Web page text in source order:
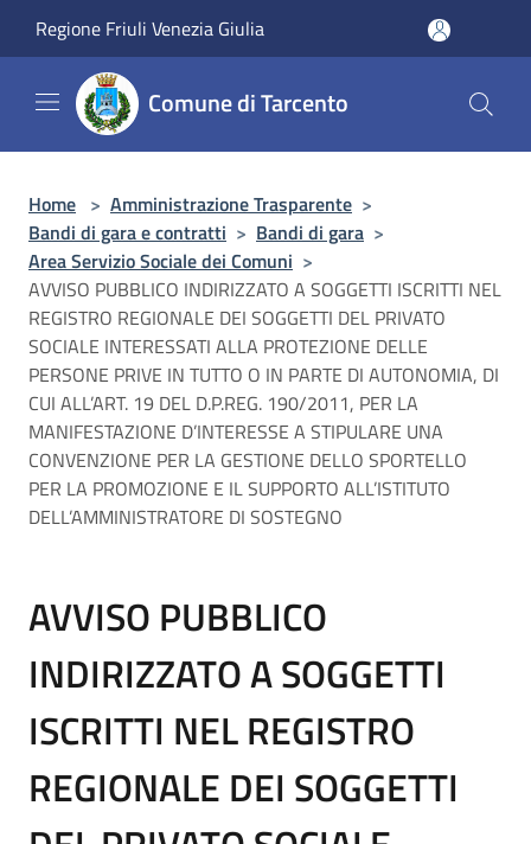
Regione Friuli Venezia Giulia
Comune di Tarcento
Home > Amministrazione Trasparente >
Bandi di gara e contratti > Bandi di gara >
Area Servizio Sociale dei Comuni >
AVVISO PUBBLICO INDIRIZZATO A SOGGETTI ISCRITTI NEL
REGISTRO REGIONALE DEI SOGGETTI DEL PRIVATO
SOCIALE INTERESSATI ALLA PROTEZIONE DELLE
PERSONE PRIVE IN TUTTO O IN PARTE DI AUTONOMIA, DI
CUI ALL’ART. 19 DEL D.P.REG. 190/2011, PER LA
MANIFESTAZIONE D’INTERESSE A STIPULARE UNA
CONVENZIONE PER LA GESTIONE DELLO SPORTELLO
PER LA PROMOZIONE E IL SUPPORTO ALL’ISTITUTO
DELL’AMMINISTRATORE DI SOSTEGNO
AVVISO PUBBLICO
INDIRIZZATO A SOGGETTI
ISCRITTI NEL REGISTRO
REGIONALE DEI SOGGETTI